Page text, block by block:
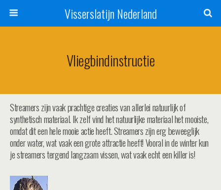
Visserslatijn Nederland
Vliegbindinstructie
Streamers zijn vaak prachtige creaties van allerlei natuurlijk of
synthetisch materiaal. Ik zelf vind het natuurlijke materiaal het mooiste,
omdat dit een hele mooie actie heeft. Streamers zijn erg beweeglijk
onder water, wat vaak een grote attractie heeft! Vooral in de winter kun
je streamers tergend langzaam vissen, wat vaak echt een killer is!